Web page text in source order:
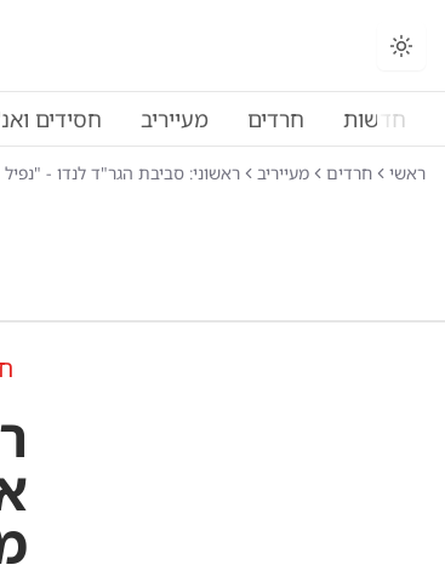
חדשות חרדים מעייריב חסידים
ראשי חרדים מעייריב ראשוני: סביבת הגר"ד לנדו -